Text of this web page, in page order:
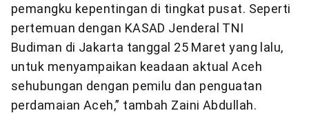
pemangku kepentingan di tingkat pusat. Seperti
pertemuan dengan KASAD Jenderal TNI
Budiman di Jakarta tanggal 25 Maret yang lalu,
untuk menyampaikan keadaan aktual Aceh
sehubungan dengan pemilu dan penguatan
perdamaian Aceh,” tambah Zaini Abdullah.